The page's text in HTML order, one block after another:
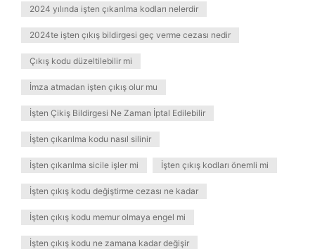
2024 yılında işten çıkarılma kodları nelerdir
2024te işten çıkış bildirgesi geç verme cezası nedir
Çıkış kodu düzeltilebilir mi
İmza atmadan işten çıkış olur mu
İşten Çikiş Bildirgesi Ne Zaman İptal Edilebilir
İşten çıkarılma kodu nasıl silinir
İşten çıkarılma sicile işler mi İşten çıkış kodları önemli mi
İşten çıkış kodu değiştirme cezası ne kadar
İşten çıkış kodu memur olmaya engel mi
İşten çıkış kodu ne zamana kadar değişir